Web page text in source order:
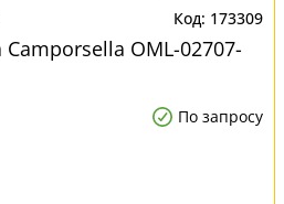
173309
OML-02707-
По запросу